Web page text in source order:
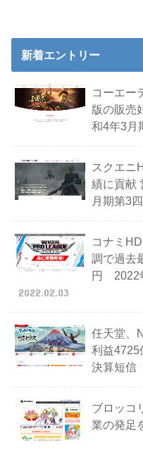
新着エントリー
コーエー
版の販売
和4年3月
スクエニ
績に貢献
月期第3
コナミ
調で過去
円 2022
2022.02.03
任天堂、
利益
決算短信
ブロッコ
業の発足